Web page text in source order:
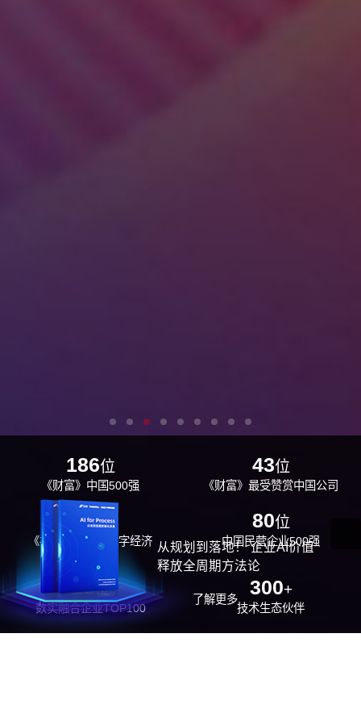
186位
《财富》中国500强
43位
《财富》最受赞赏中国公司
29位
《福布斯》中国数字经济
100强
80位
中国民营企业500强
26位
数实融合企业TOP100
300+
技术生态伙伴
从规划到落地！ 企业AI价值
释放全周期方法论
了解更多